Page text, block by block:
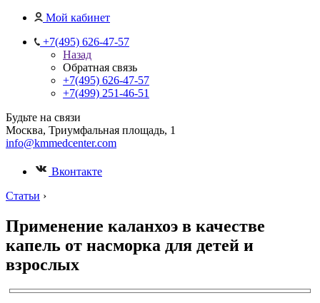
Мой кабинет
+7(495) 626-47-57
Назад
Обратная связь
+7(495) 626-47-57
+7(499) 251-46-51
Будьте на связи
Москва, Триумфальная площадь, 1
info@kmmedcenter.com
Вконтакте
Статьи ›
Применение каланхоэ в качестве
капель от насморка для детей и
взрослых